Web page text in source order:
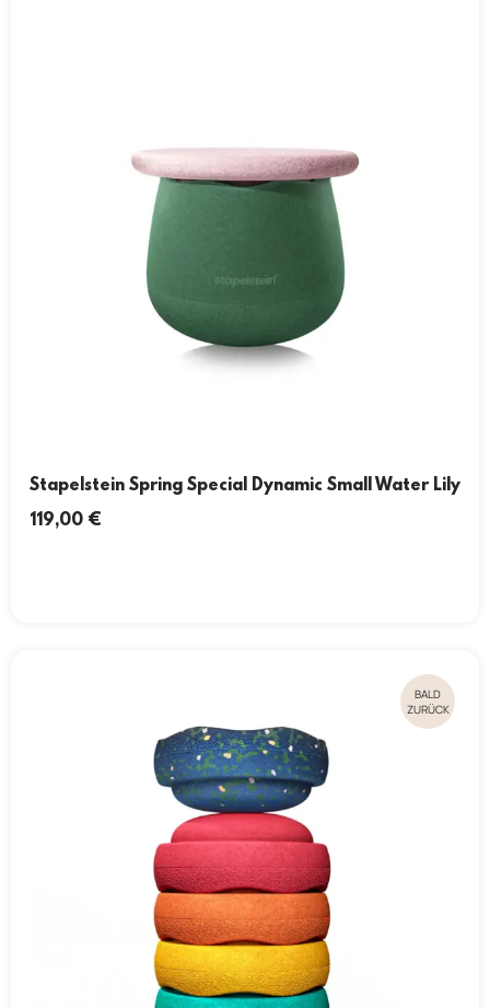
Stapelstein Spring Special Dynamic Small Water Lily
119,00 €
BALD
ZURÜCK